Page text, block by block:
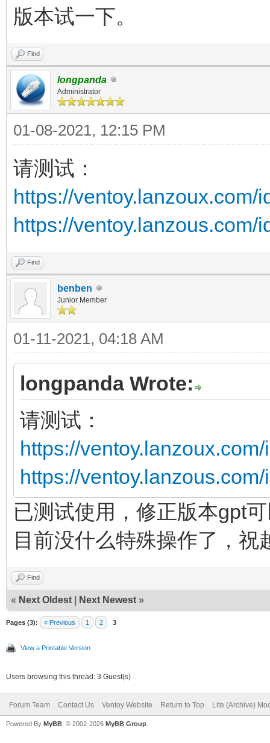
版本试一下。
Find
longpanda
Administrator
01-08-2021, 12:15 PM
请测试：
https://ventoy.lanzoux.com/
https://ventoy.lanzous.com/
Find
benben
Junior Member
01-11-2021, 04:18 AM
longpanda Wrote:
请测试：
https://
https://
已测试使用，修正版本gpt
目前没什么特殊操作了，
Find
« Next Oldest Next Newest »
Pages (3): « Previous 1 2 3
View a Printable Version
Users browsing this thread: 3 Guest(s)
Forum Team Contact Us Ventoy Website Return to Top Lite (Archive)
Powered By MyBB , © 2002-2026 MyBB Group